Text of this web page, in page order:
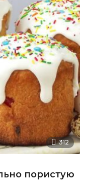
312
пористую